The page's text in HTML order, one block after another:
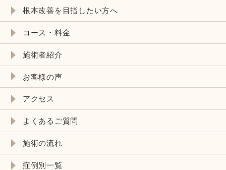
根本改善を目指したい方へ
コース・料金
施術者紹介
お客様の声
アクセス
よくあるご質問
施術の流れ
症例別一覧